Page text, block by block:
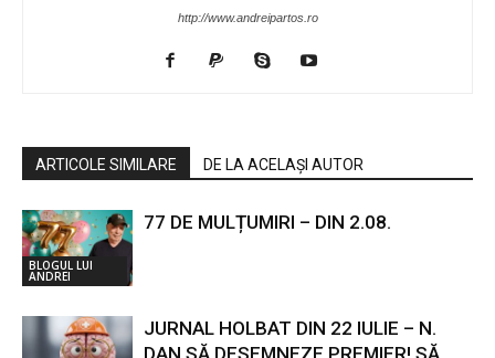
http://www.andreipartos.ro
ARTICOLE SIMILARE DE LA ACELAȘI AUTOR
BLOGUL LUI
ANDREI
77 DE MULȚUMIRI – DIN 2.08.
JURNAL HOLBAT DIN 22 IULIE – N.
DAN SĂ DESEMNEZE PREMIER! SĂ